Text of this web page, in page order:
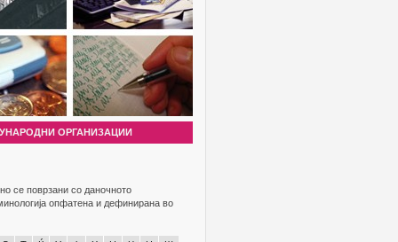
ОРГАНИЗАЦИИ
се поврзани со даночното
опфатена и дефинирана во